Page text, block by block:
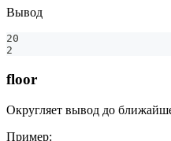
Вывод
20
2
floor
Округляет вывод до
Пример: